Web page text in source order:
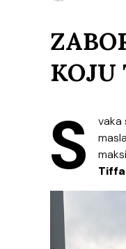
KOJU
S vaka